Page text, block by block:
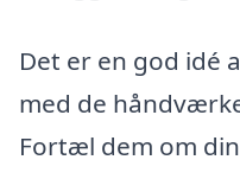
Det er en god idé
med de
Fortæl dem om